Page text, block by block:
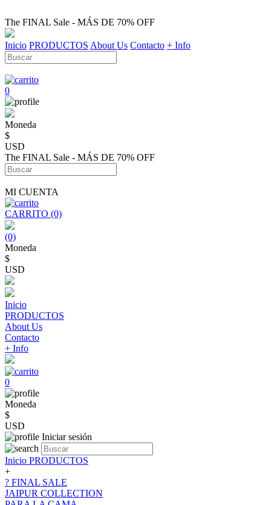
The FINAL Sale - MÁS DE 70% OFF
Inicio PRODUCTOS About Us Contacto + Info
0
Moneda
$
USD
The FINAL Sale - MÁS DE 70% OFF
MI CUENTA
CARRITO (0)
(0)
Moneda
$
USD
Inicio
PRODUCTOS
About Us
Contacto
+ Info
0
Moneda
$
USD
Iniciar sesión
Inicio PRODUCTOS
+
? FINAL SALE
JAIPUR COLLECTION